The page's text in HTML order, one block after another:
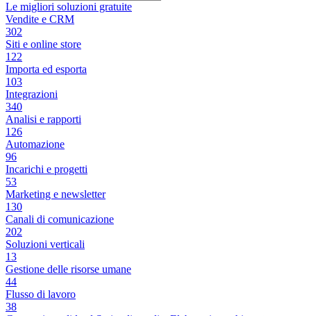
Le migliori soluzioni gratuite
Vendite e CRM
302
Siti e online store
122
Importa ed esporta
103
Integrazioni
340
Analisi e rapporti
126
Automazione
96
Incarichi e progetti
53
Marketing e newsletter
130
Canali di comunicazione
202
Soluzioni verticali
13
Gestione delle risorse umane
44
Flusso di lavoro
38